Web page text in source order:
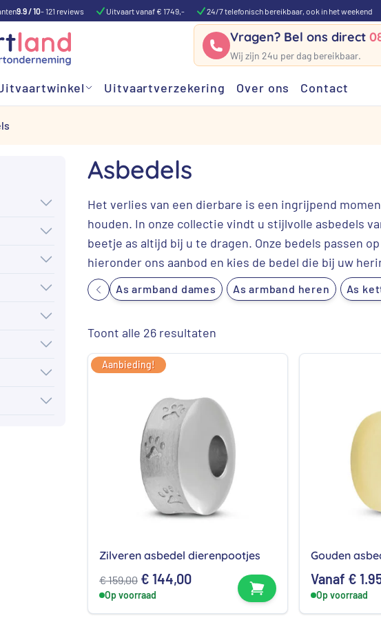
9.9 / 10- 121 reviews Uitvaart vanaf € 1749,- 24/7 telefonisch bereikbaar, ook in het weekend
Vragen? Bel ons direct
Wij zijn 24u per dag bereikbaar.
Uitvaartverzekering Over ons Contact
Asbedels
Het verlies van een dierbare is een ingrijpend
houden. In onze collectie vindt u stijlvolle asbedels
beetje as altijd bij u te dragen. Onze bedels passen
hieronder ons aanbod en kies de bedel die bij uw
As armband dames As armband heren As
Toont alle 26 resultaten
op
Aanbieding!
Zilveren asbedel dierenpootjes
€159,00 Oorspronkelijke
prijs
€ 144,00Huidige
Op voorraad
Bekijk product
Gouden
Vanaf €
Op voorraad